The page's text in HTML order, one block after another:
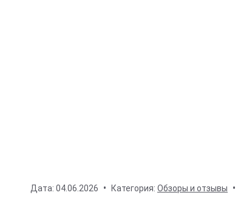
Дата: 04.06.2026 Категория: Обзоры и отзывы